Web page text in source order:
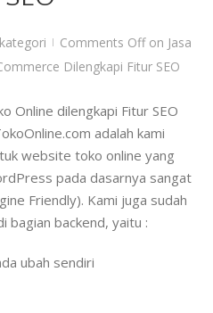
| Comments Offon Jasa
Dilengkapi Fitur SEO
Online dilengkapi Fitur SEO
adalah kami
website toko online yang
pada dasarnya sangat
Friendly). Kami juga sudah
bagian backend, yaitu :
ubah sendiri